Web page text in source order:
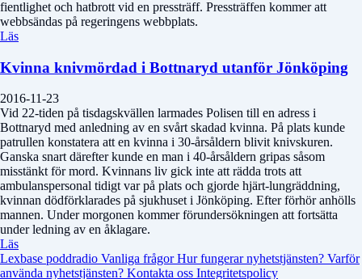
fientlighet och hatbrott vid en pressträff. Pressträffen kommer att
webbsändas på regeringens webbplats.
Läs
Kvinna knivmördad i Bottnaryd utanför Jönköping
2016-11-23
Vid 22-tiden på tisdagskvällen larmades Polisen till en adress i
Bottnaryd med anledning av en svårt skadad kvinna. På plats kunde
patrullen konstatera att en kvinna i 30-årsåldern blivit knivskuren.
Ganska snart därefter kunde en man i 40-årsåldern gripas såsom
misstänkt för mord. Kvinnans liv gick inte att rädda trots att
ambulanspersonal tidigt var på plats och gjorde hjärt-lungräddning,
kvinnan dödförklarades på sjukhuset i Jönköping. Efter förhör anhölls
mannen. Under morgonen kommer förundersökningen att fortsätta
under ledning av en åklagare.
Läs
Lexbase poddradio Vanliga frågorHur fungerar nyhetstjänsten? Varför
använda nyhetstjänsten? Kontakta oss Integritetspolicy